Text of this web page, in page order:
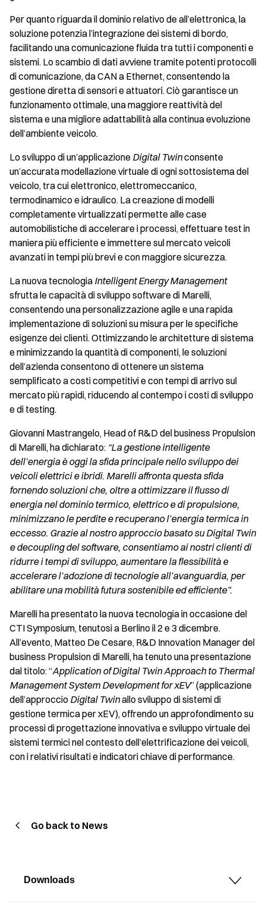
Per quanto riguarda il dominio relativo de all’elettronica, la
soluzione potenzia l’integrazione dei sistemi di bordo,
facilitando una comunicazione fluida tra tutti i componenti e
sistemi. Lo scambio di dati avviene tramite potenti protocolli
di comunicazione, da CAN a Ethernet, consentendo la
gestione diretta di sensori e attuatori. Ciò garantisce un
funzionamento ottimale, una maggiore reattività del
sistema e una migliore adattabilità alla continua evoluzione
dell’ambiente veicolo.
Lo sviluppo di un’applicazione Digital Twinconsente
un’accurata modellazione virtuale di ogni sottosistema del
veicolo, tra cui elettronico, elettromeccanico,
termodinamico e idraulico. La creazione di modelli
completamente virtualizzati permette alle case
automobilistiche di accelerare i processi, effettuare test in
maniera più efficiente e immettere sul mercato veicoli
avanzati in tempi più brevi e con maggiore sicurezza.
La nuova tecnologia Intelligent Energy Management
sfrutta le capacità di sviluppo software di Marelli,
consentendo una personalizzazione agile e una rapida
implementazione di soluzioni su misura per le specifiche
esigenze dei clienti. Ottimizzando le architetture di sistema
e minimizzando la quantità di componenti, le soluzioni
dell’azienda consentono di ottenere un sistema
semplificato a costi competitivi e con tempi di arrivo sul
mercato più rapidi, riducendo al contempo i costi di sviluppo
e di testing.
Giovanni Mastrangelo, Head of R&D del business Propulsion
di Marelli, ha dichiarato: “La gestione intelligente
dell’energia è oggi la sfida principale nello sviluppo dei
veicoli elettrici e ibridi. Marelli affronta questa sfida
fornendo soluzioni che, oltre a ottimizzare il flusso di
energia nel dominio termico, elettrico e di propulsione,
minimizzano le perdite e recuperano l’energia termica in
eccesso. Grazie al nostro approccio basato su Digital Twin
e decoupling del software, consentiamo ai nostri clienti di
ridurre i tempi di sviluppo, aumentare la flessibilità e
accelerare l’adozione di tecnologie all’avanguardia, per
abilitare una mobilità futura sostenibile ed efficiente”.
Marelli ha presentato la nuova tecnologia in occasione del
CTI Symposium, tenutosi a Berlino il 2 e 3 dicembre.
All’evento, Matteo De Cesare, R&D Innovation Manager del
business Propulsion di Marelli, ha tenuto una presentazione
dal titolo: “Application of Digital Twin Approach to Thermal
Management System Development for xEV” (applicazione
dell’approccio Digital Twinallo sviluppo di sistemi di
gestione termica per xEV), offrendo un approfondimento su
processi di progettazione innovativa e sviluppo virtuale dei
sistemi termici nel contesto dell’elettrificazione dei veicoli,
con i relativi risultati e indicatori chiave di performance.
Go back to News
Downloads